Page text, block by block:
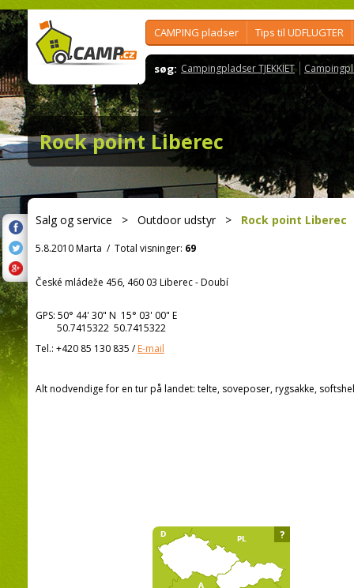
CAMPING pladser Tips til UDFLUGTER
søg: Campingpladser TJEKKIET
Rock point Liberec
Salg og service > Outdoor udstyr> Rock point Liberec
5.8.2010 Marta / Total visninger: 69
České mládeže 456, 460 03 Liberec - Doubí
GPS: 50° 44' 30" N 15° 03' 00" E
50.7415322 50.7415322
Tel.: +420 85 130 835 /E-mail
Alt nodvendige for en tur på landet: telte, soveposer, rygsakke,
?